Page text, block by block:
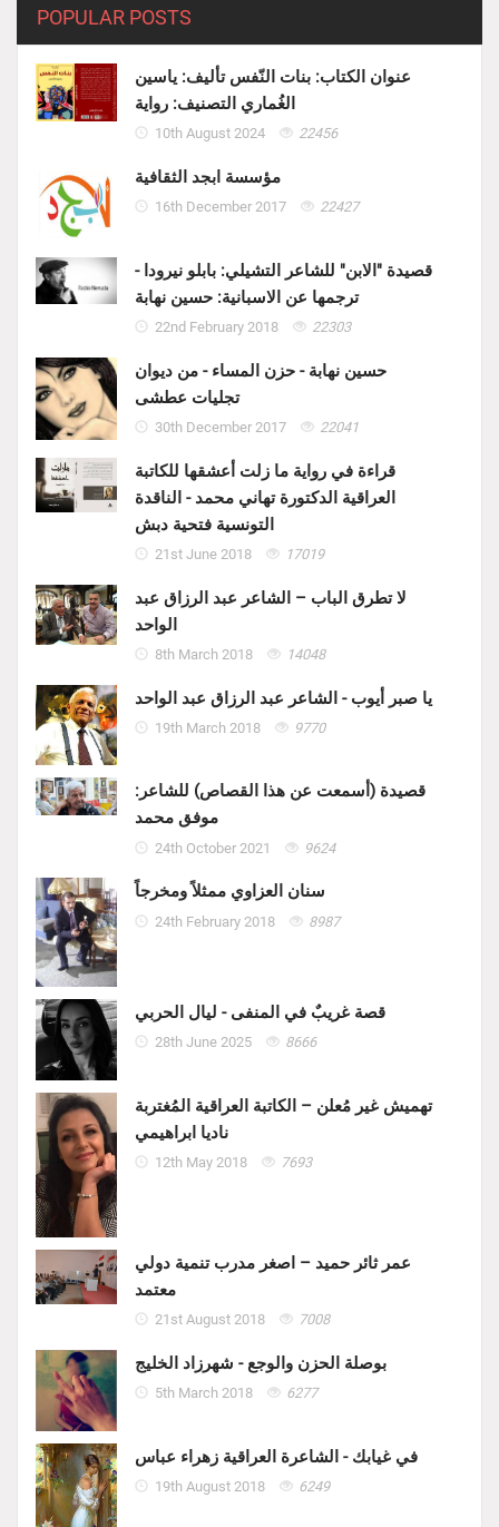
POPULAR POSTS
عنوان الكتاب: بنات النّفس تأليف: ياسين
الغُماري التصنيف: رواية
10th August 2024 22456
مؤسسة ابجد الثقافية
16th December 2017 22427
قصيدة "الابن" للشاعر التشيلي: بابلو نيرودا -
ترجمها عن الاسبانية: حسين نهابة
22nd February 2018 22303
حسين نهابة - حزن المساء - من ديوان
تجليات عطشى
30th December 2017 22041
قراءة في رواية ما زلت أعشقها للكاتبة
العراقية الدكتورة تهاني محمد - الناقدة
التونسية فتحية دبش
21st June 2018 17019
لا تطرق الباب – الشاعر عبد الرزاق عبد
الواحد
8th March 2018 14048
يا صبر أيوب - الشاعر عبد الرزاق عبد الواحد
19th March 2018 9770
قصيدة (أسمعت عن هذا القصاص) للشاعر:
موفق محمد
24th October 2021 9624
سنان العزاوي ممثلاً ومخرجاً
24th February 2018 8987
قصة غريبٌ في المنفى - ليال الحربي
28th June 2025 8666
تهميش غير مُعلن – الكاتبة العراقية المُغتربة
ناديا ابراهيمي
12th May 2018 7693
عمر ثائر حميد – اصغر مدرب تنمية دولي
معتمد
21st August 2018 7008
بوصلة الحزن والوجع - شهرزاد الخليج
5th March 2018 6277
في غيابك - الشاعرة العراقية زهراء عباس
19th August 2018 6249